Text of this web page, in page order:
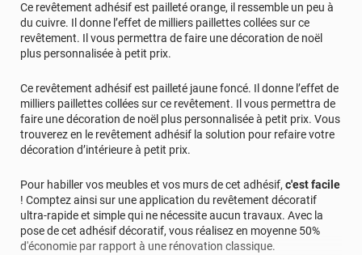
Ce revêtement adhésif est pailleté orange, il ressemble un peu à
du cuivre. Il donne l’effet de milliers paillettes collées sur ce
revêtement. Il vous permettra de faire une décoration de noël
plus personnalisée à petit prix.
Ce revêtement adhésif est pailleté jaune foncé. Il donne l’effet de
milliers paillettes collées sur ce revêtement. Il vous permettra de
faire une décoration de noël plus personnalisée à petit prix. Vous
trouverez en le revêtement adhésif la solution pour refaire votre
décoration d’intérieure à petit prix.
Pour habiller vos meubles et vos murs de cet adhésif, c'est facile
! Comptez ainsi sur une application du revêtement décoratif
ultra-rapide et simple qui ne nécessite aucun travaux. Avec la
pose de cet adhésif décoratif, vous réalisez en moyenne 50%
d'économie par rapport à une rénovation classique.